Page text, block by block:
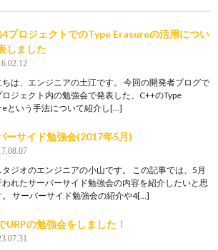
プロジェクトでのType Erasureの活用につい
しました
ちは、エンジニアの土江です。 今回の開発者ブログで
ジェクト内の勉強会で発表した、C++のType
という手法について紹介し[…]
ーサイド勉強会(2017年5月)
ジオのエンジニアの小山です。 この記事では、5月
われたサーバーサイド勉強会の内容を紹介したいと思
。 サーバーサイド勉強会の紹介や4[…]
URPの勉強会をしました！